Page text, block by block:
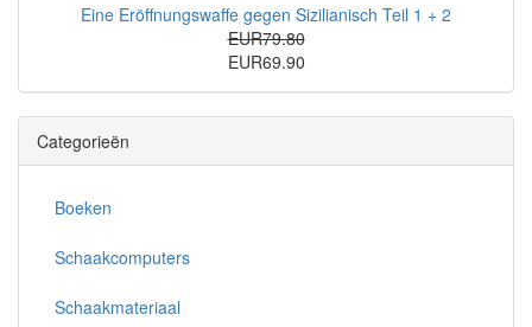
Eine Eröffnungswaffe gegen Sizilianisch Teil 1 + 2
EUR79.80
EUR69.90
Categorieën
Boeken
Schaakcomputers
Schaakmateriaal